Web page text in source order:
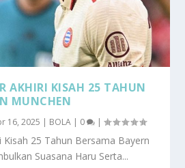
AKHIRI KISAH 25 TAHUN
MUNCHEN
16, 2025 | BOLA | 0 |
25 Tahun Bersama Bayern
Suasana Haru Serta...